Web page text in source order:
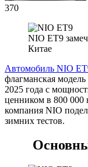
370
NIO ET9
Китае
Автомобиль NIO
флагманская модель
2025 года с
ценником в 800
компания NIO
зимних тестов.